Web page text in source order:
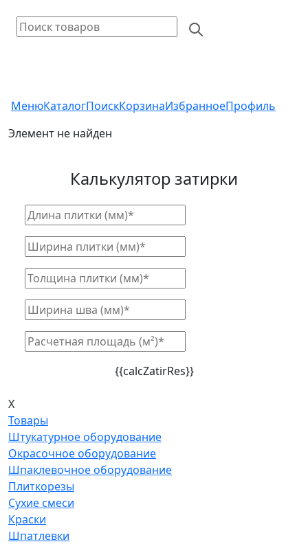
МенюКаталогПоискКорзинаИзбранноеПрофиль
Элемент не найден
Калькулятор затирки
{{calcZatirRes}}
X
Товары
Штукатурное оборудование
Окрасочное оборудование
Шпаклевочное оборудование
Плиткорезы
Сухие смеси
Краски
Шпатлевки